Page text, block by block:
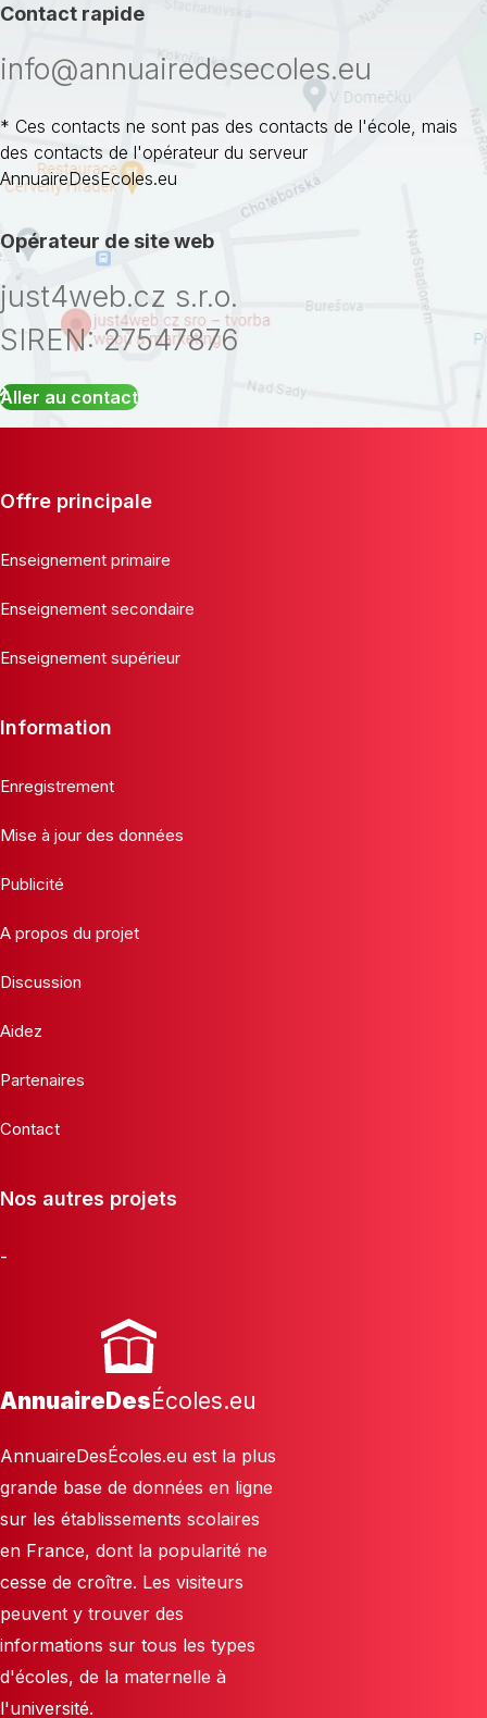
Contact rapide
info@annuairedesecoles.eu
* Ces contacts ne sont pas des contacts de l'école, mais
des contacts de l'opérateur du serveur
AnnuaireDesEcoles.eu
Opérateur de site web
just4web.cz s.r.o.
SIREN: 27547876
Aller au contact
Offre principale
Enseignement primaire
Enseignement secondaire
Enseignement supérieur
Information
Enregistrement
Mise à jour des données
Publicité
A propos du projet
Discussion
Aidez
Partenaires
Contact
Nos autres projets
-
AnnuaireDesÉcoles.eu
AnnuaireDesÉcoles.eu est la plus
grande base de données en ligne
sur les établissements scolaires
en France, dont la popularité ne
cesse de croître. Les visiteurs
peuvent y trouver des
informations sur tous les types
d'écoles, de la maternelle à
l'université.